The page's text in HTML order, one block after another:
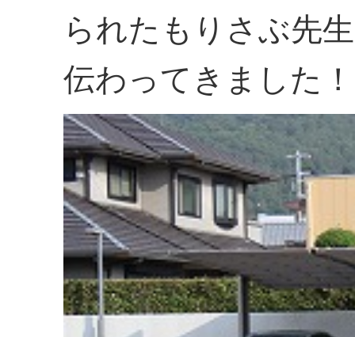
られたもりさぶ先
伝わってきました！